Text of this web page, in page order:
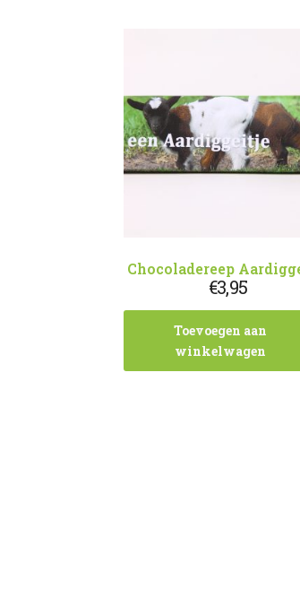
Chocoladereep
€3,95
Toevoegen aan
winkelwagen